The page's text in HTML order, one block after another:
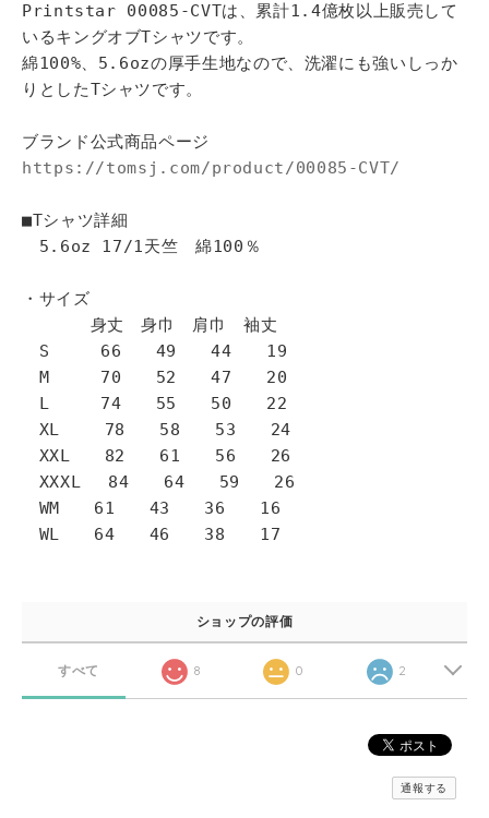
Printstar 00085-CVTは、累計1.4億枚以上販売して
いるキングオブTシャツです。
綿100%、5.6ozの厚手生地なので、洗濯にも強いしっか
りとしたTシャツです。
ブランド公式商品ページ
https://tomsj.com/product/00085-CVT/
■Tシャツ詳細
5.6oz 17/1天竺 綿100％
・サイズ
身丈 身巾 肩巾 袖丈
S 66 49 44 19
M 70 52 47 20
L 74 55 50 22
XL 78 58 53 24
XXL 82 61 56 26
XXXL 84 64 59 26
WM 61 43 36 16
WL 64 46 38 17
ショップの評価
すべて 8 0 2
通報する